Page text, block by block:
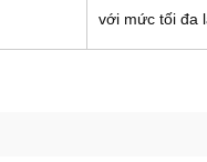
với mức tối đa